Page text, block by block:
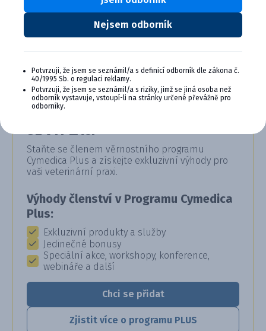
Efektivní a pohodlné řešení pro akutní bakteriální
CYMEDICA PLUS: VĚRNOST, KTERÁ
SE VYPLÁCÍ
Staňte se členem věrnostního programu
Cymedica Plus a získejte exkluzivní výhody pro
vaši veterinární praxi.
Výhody členství v Programu Cymedica
Plus:
Exkluzivní produkty a služby
Jedinečné bonusy
Speciální akce, workshopy, konference,
webináře a další
Chci se přidat
Zjistit více o programu PLUS
Nejsem odborník
Potvrzuji, že jsem se seznámil/a s definicí odborník dle zákona č.
40/1995 Sb. o regulaci reklamy.
Potvrzuji, že jsem se seznámil/a s riziky, jimž se jiná osoba než
odborník vystavuje, vstoupí-li na stránky určené převážně pro
odborníky.